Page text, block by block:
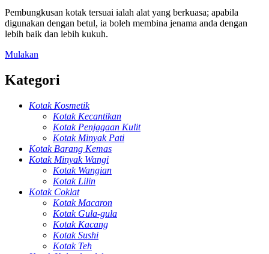
Pembungkusan kotak tersuai ialah alat yang berkuasa; apabila
digunakan dengan betul, ia boleh membina jenama anda dengan
lebih baik dan lebih kukuh.
Mulakan
Kategori
Kotak Kosmetik
Kotak Kecantikan
Kotak Penjagaan Kulit
Kotak Minyak Pati
Kotak Barang Kemas
Kotak Minyak Wangi
Kotak Wangian
Kotak Lilin
Kotak Coklat
Kotak Macaron
Kotak Gula-gula
Kotak Kacang
Kotak Sushi
Kotak Teh